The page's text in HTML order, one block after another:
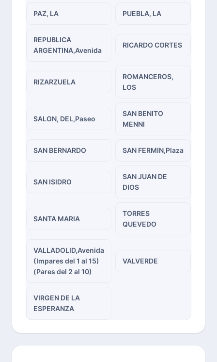
PAZ, LA PUEBLA, LA
REPUBLICA
ARGENTINA,Avenida
RICARDO CORTES
RIZARZUELA
ROMANCEROS,
LOS
SALON, DEL,Paseo
SAN BENITO
MENNI
SAN BERNARDO SAN FERMIN,Plaza
SAN ISIDRO
SAN JUAN DE
DIOS
SANTA MARIA
TORRES
QUEVEDO
VALLADOLID,Avenida
(Impares del 1 al 15)
(Pares del 2 al 10)
VALVERDE
VIRGEN DE LA
ESPERANZA